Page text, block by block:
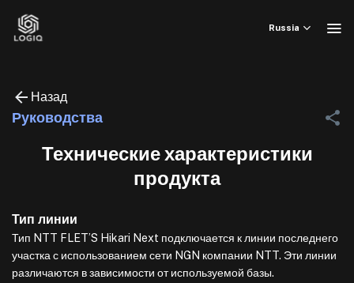
Russia
Назад
Руководства
Технические характеристики
продукта
Тип линии
Тип NTT FLET’S Hikari Next подключается к линии последнего
участка с использованием сети NGN компании NTT. Эти линии
различаются в зависимости от используемой базы.